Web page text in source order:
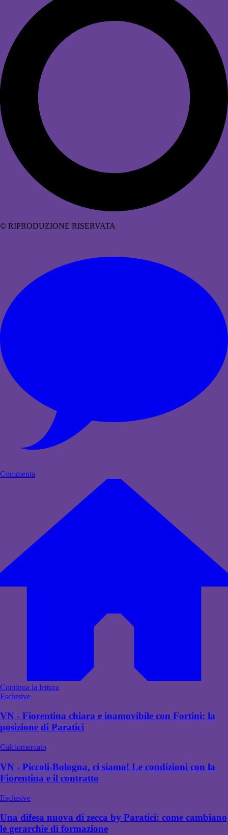
© RIPRODUZIONE RISERVATA
Commenta
Continua la lettura
Esclusive
VN - Fiorentina chiara e inamovibile con Fortini: la
posizione di Paratici
Calciomercato
VN - Piccoli-Bologna, ci siamo! Le condizioni con la
Fiorentina e il contratto
Esclusive
Una difesa nuova di zecca by Paratici: come cambiano
le gerarchie di formazione